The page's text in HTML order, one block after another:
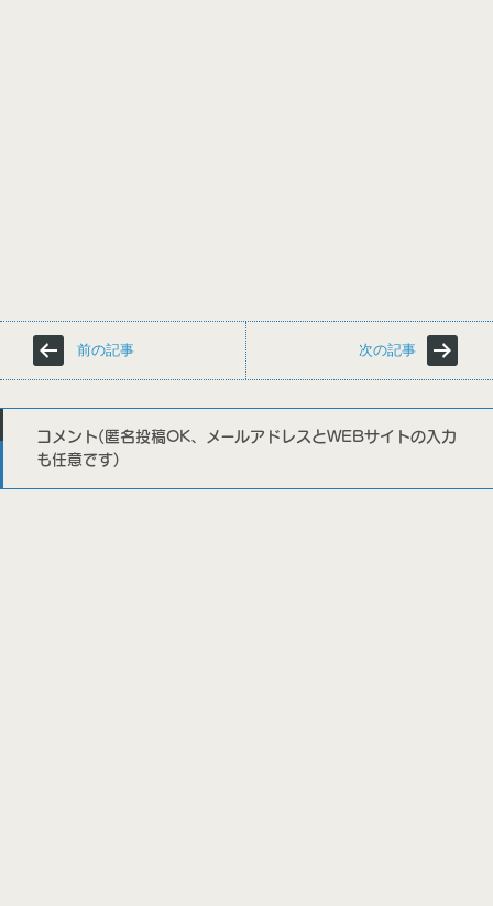
前の記事 次の記事
コメント(匿名投稿OK、メールアドレスとWEBサイトの入力
も任意です)